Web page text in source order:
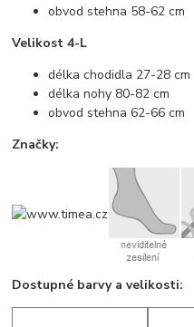
obvod stehna 58-62 cm
Velikost 4-L
délka chodidla 27-28 cm
délka nohy 80-82 cm
obvod stehna 62-66 cm
Značky:
Dostupné barvy a velikosti: